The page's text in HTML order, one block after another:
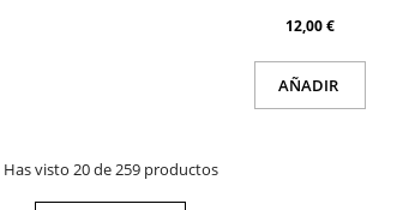
12,00 €
AÑADIR
Has visto 20 de 259 productos